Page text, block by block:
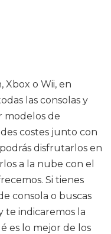
Xbox o Wii, en
las consolas y
modelos de
costes junto con
disfrutarlos en
a la nube con el
Si tienes
consola o buscas
te indicaremos la
es lo mejor de los